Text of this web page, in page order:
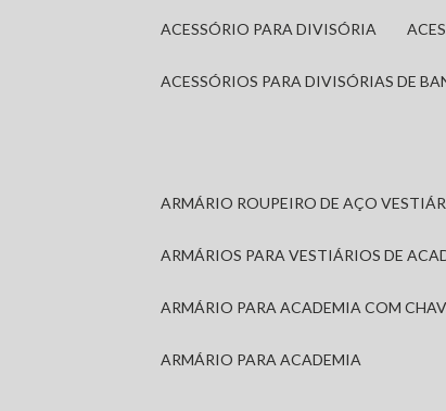
ACESSÓRIO PARA DIVISÓRIA
ACESSÓRIOS PARA DIVISÓRIAS DE
ARMÁRIO ROUPEIRO DE AÇO
ARMÁRIOS PARA VESTIÁRIOS DE
ARMÁRIO PARA ACADEMIA COM
ARMÁRIO PARA ACADEMIA